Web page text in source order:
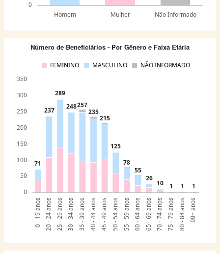
0
Homem Mulher Não Informado
71
237
289
248257
235
215
125
78
55
26
10 1 1 1
Número de Beneficiários - Por Gênero e Faixa Etária
FEMININO MASCULINO NÃO INFORMADO
0
50
100
150
200
250
300
350
0 - 19 anos 20 - 24 anos 25 - 29 anos30 - 34 anos 35 - 39 anos 40 - 44 anos45 - 49 anos 50 - 54 anos 55 - 59 anos60 - 64 anos 65 - 69 anos70 - 74 anos 75 - 79 anos 80 - 84 anos 90+ anos